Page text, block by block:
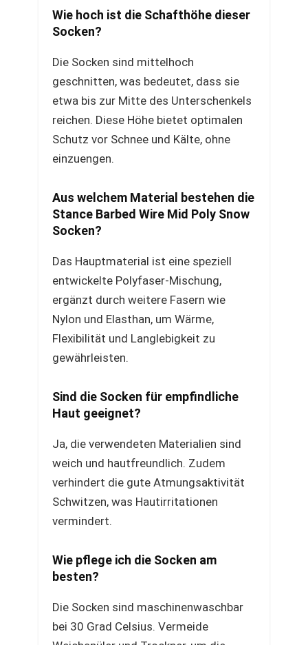
Wie hoch ist die Schafthöhe dieser
Socken?
Die Socken sind mittelhoch
geschnitten, was bedeutet, dass sie
etwa bis zur Mitte des Unterschenkels
reichen. Diese Höhe bietet optimalen
Schutz vor Schnee und Kälte, ohne
einzuengen.
Aus welchem Material bestehen die
Stance Barbed Wire Mid Poly Snow
Socken?
Das Hauptmaterial ist eine speziell
entwickelte Polyfaser-Mischung,
ergänzt durch weitere Fasern wie
Nylon und Elasthan, um Wärme,
Flexibilität und Langlebigkeit zu
gewährleisten.
Sind die Socken für empfindliche
Haut geeignet?
Ja, die verwendeten Materialien sind
weich und hautfreundlich. Zudem
verhindert die gute Atmungsaktivität
Schwitzen, was Hautirritationen
vermindert.
Wie pflege ich die Socken am
besten?
Die Socken sind maschinenwaschbar
bei 30 Grad Celsius. Vermeide